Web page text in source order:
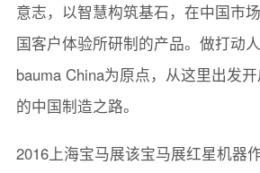
意志，以智慧构筑基石，在中国市
国客户体验所研制的产品。做打动
bauma China为原点，从这里出发
的中国制造之路。
2016上海宝马展该宝马展红星机器